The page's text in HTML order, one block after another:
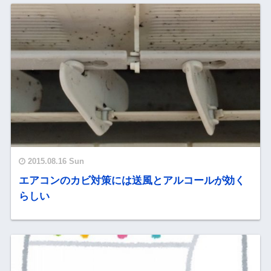
2015.08.16 Sun
エアコンのカビ対策には送風とアルコールが効く
らしい